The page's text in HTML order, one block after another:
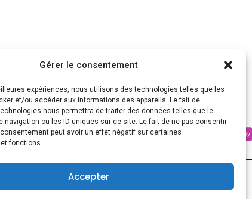
Gérer le consentement
expériences, nous utilisons des technologies telles que les
et/ou accéder aux informations des appareils. Le fait de
nous permettra de traiter des données telles que le
navigation ou les ID uniques sur ce site. Le fait de ne pas consentir
peut avoir un effet négatif sur certaines
fonctions.
Accepter